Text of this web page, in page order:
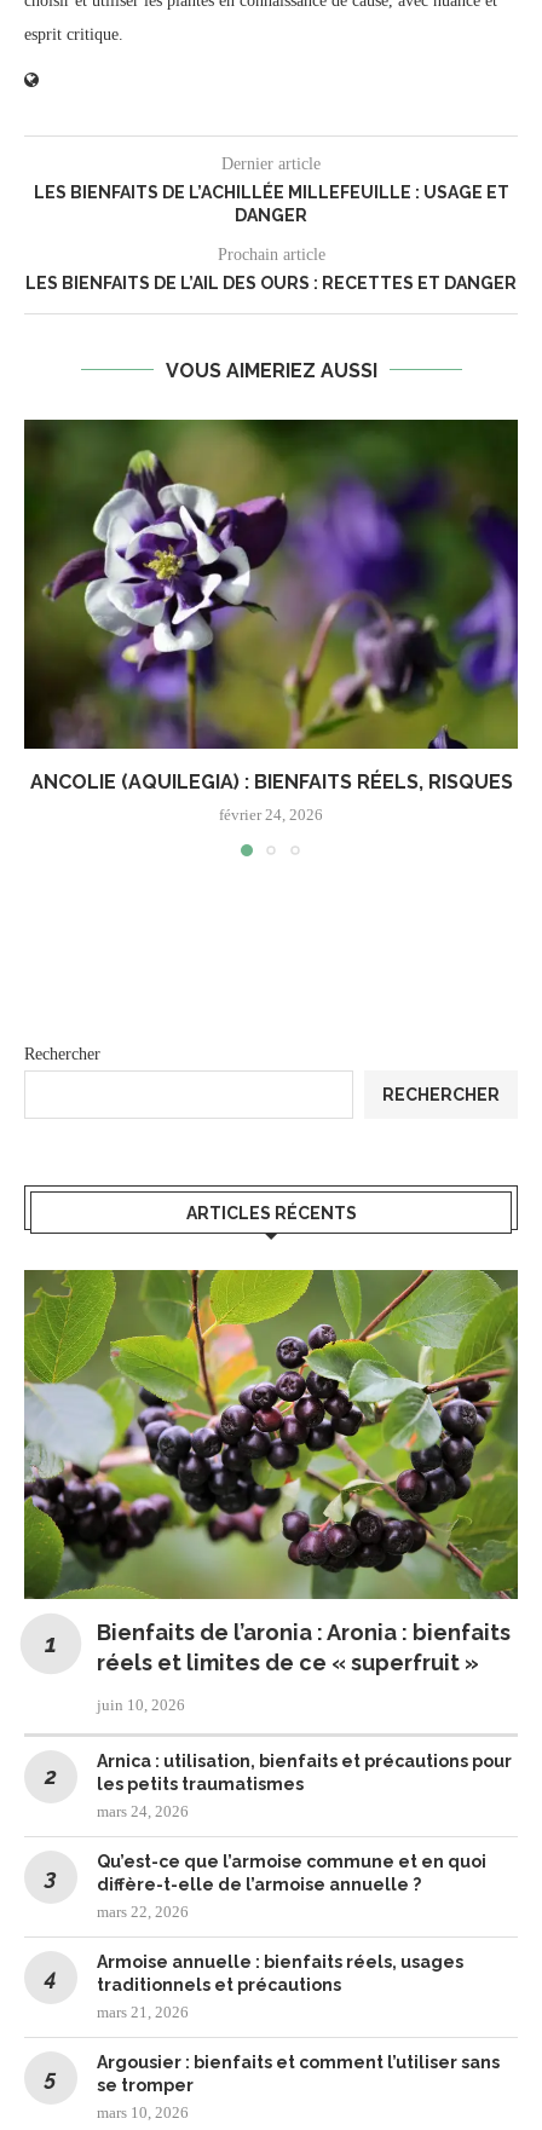
esprit critique.
Dernier article
LES BIENFAITS DE L’ACHILLÉE MILLEFEUILLE : USAGE ET
DANGER
Prochain article
LES BIENFAITS DE L’AIL DES OURS : RECETTES ET DANGER
VOUS AIMERIEZ AUSSI
ANCOLIE (AQUILEGIA) : BIENFAITS RÉELS, RISQUES
février 24, 2026
Rechercher
RECHERCHER
ARTICLES RÉCENTS
Bienfaits de l’aronia : Aronia : bienfaits
réels et limites de ce « superfruit »
juin 10, 2026
Arnica : utilisation, bienfaits et précautions pour
les petits traumatismes
mars 24, 2026
Qu’est-ce que l’armoise commune et en quoi
diffère-t-elle de l’armoise annuelle ?
mars 22, 2026
Armoise annuelle : bienfaits réels, usages
traditionnels et précautions
mars 21, 2026
Argousier : bienfaits et comment l’utiliser sans
se tromper
mars 10, 2026